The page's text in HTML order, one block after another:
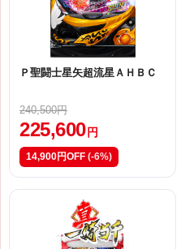
Ｐ聖闘士星矢超流星ＡＨＢＣ
240,500円
225,600円
14,900円OFF (-6%)